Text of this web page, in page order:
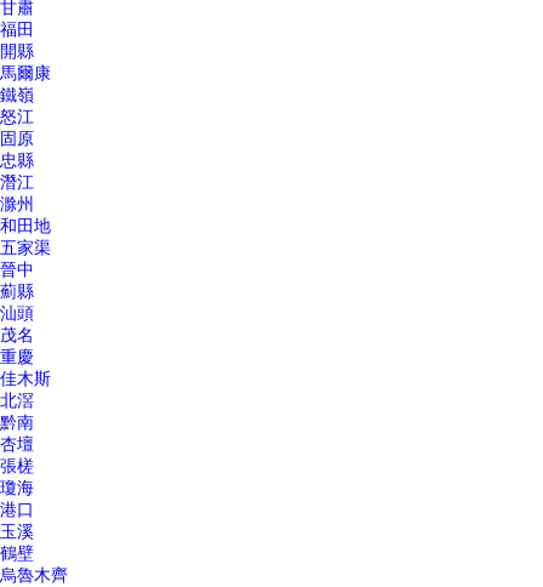
甘肅
福田
開縣
馬爾康
鐵嶺
怒江
固原
忠縣
潛江
滁州
和田地
五家渠
晉中
薊縣
汕頭
茂名
重慶
佳木斯
北滘
黔南
杏壇
張槎
瓊海
港口
玉溪
鶴壁
烏魯木齊